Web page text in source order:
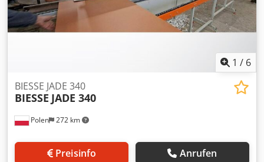
1 / 6
Polen 272 km
BIESSE JADE 340
BIESSE JADE 340
Preisinfo Anrufen